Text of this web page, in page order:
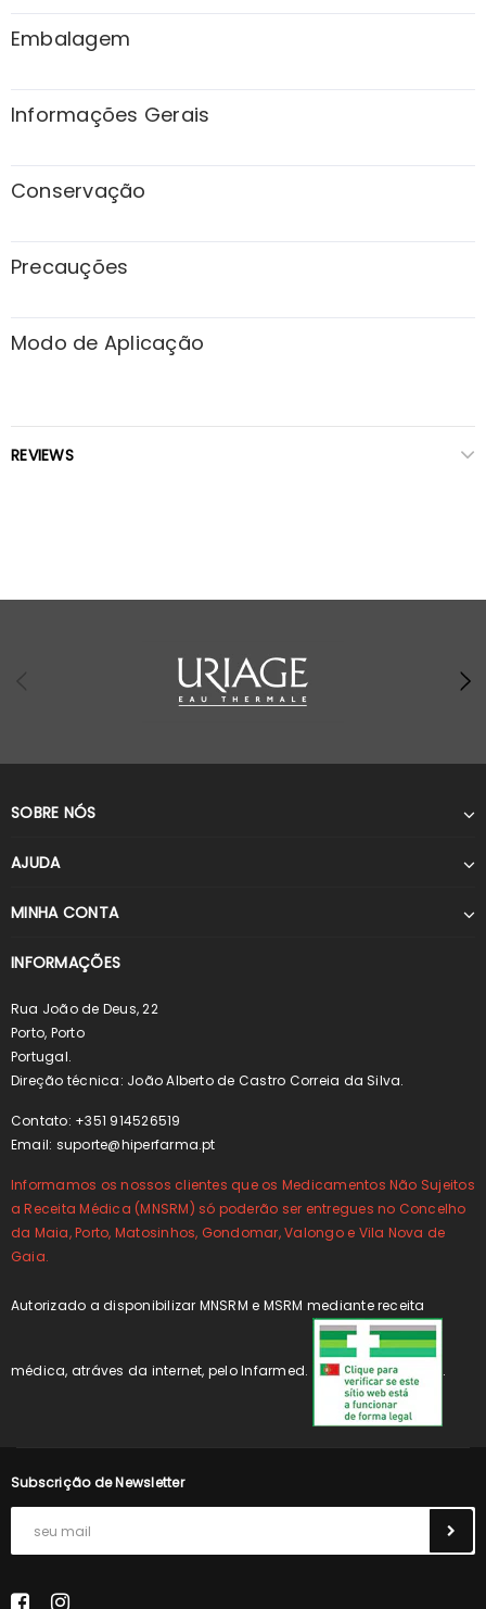
Embalagem
Informações Gerais
Conservação
Precauções
Modo de Aplicação
REVIEWS
SOBRE NÓS
AJUDA
MINHA CONTA
INFORMAÇÕES
Rua João de Deus, 22
Porto, Porto
Portugal.
Direção técnica: João Alberto de Castro Correia da Silva.
Contato: +351 914526519
Email: suporte@hiperfarma.pt
Informamos os nossos clientes que os Medicamentos Não Sujeitos
a Receita Médica (MNSRM) só poderão ser entregues no Concelho
da Maia, Porto, Matosinhos, Gondomar, Valongo e Vila Nova de
Gaia.
Autorizado a disponibilizar MNSRM e MSRM mediante receita
médica, atráves da internet, pelo Infarmed. .
Subscrição de Newsletter